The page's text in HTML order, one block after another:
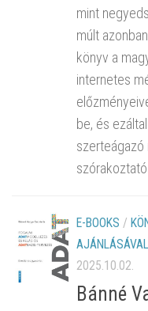
mint
múlt
könyv a
internetes
be, és
E-BOOKS /
AJÁNLÁSÁVAL
2025.10.02.
Bánné